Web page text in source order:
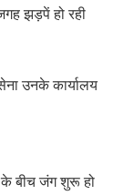
झड़पें हो रही
उनके कार्यालय
के बीच जंग शुरू हो